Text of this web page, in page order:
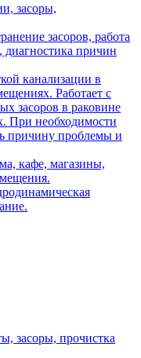
засоры,
засоров, работа
причин
канализации в
Работает с
засоров в раковине
При необходимости
причину проблемы и
кафе, магазины,
засоры, прочистка